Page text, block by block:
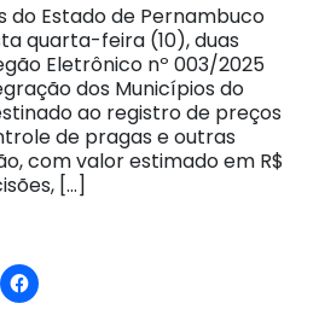
do Estado de Pernambuco
quarta-feira (10), duas
Eletrônico nº 003/2025
dos Municípios do
ao registro de preços
de pragas e outras
com valor estimado em R$
[…]